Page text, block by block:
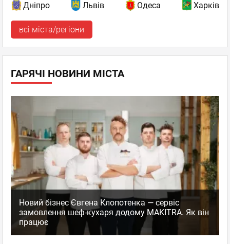
Дніпро Львів Одеса Харків
всі міста/регіони
ГАРЯЧІ НОВИНИ МІСТА
Новий бізнес Євгена Клопотенка — сервіс
замовлення шеф-кухаря додому MAKITRA. Як він
працює